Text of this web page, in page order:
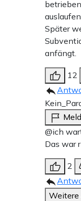
Später
anfängt.
12
@ich
Das war
2
Weitere